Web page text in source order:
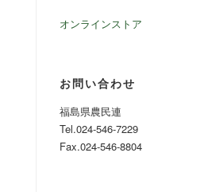
オンラインストア
お問い合わせ
福島県農民連
Tel.024-546-7229
Fax.024-546-8804